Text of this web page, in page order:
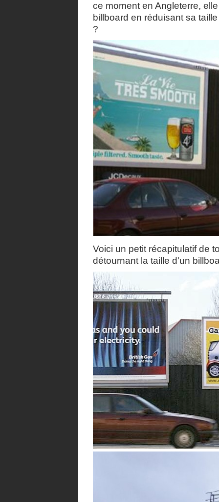
ce moment en Angleterre,
billboard en réduisant sa
?
Voici un petit récapitulatif de
détournant la taille d’un